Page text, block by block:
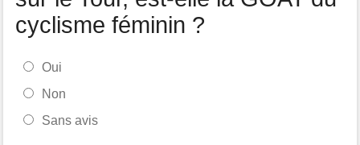
cyclisme féminin ?
Oui
Non
Sans avis